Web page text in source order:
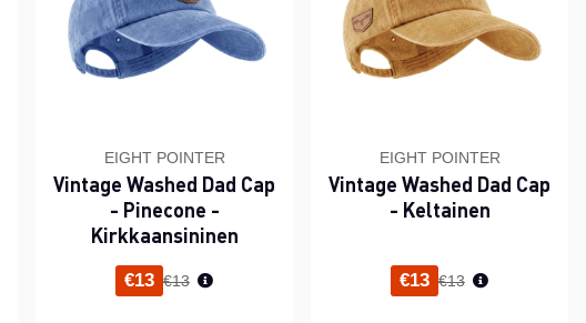
EIGHT POINTER
Vintage Washed Dad Cap
- Pinecone -
Kirkkaansininen
€13 Normaali hinta
€13
EIGHT POINTER
Vintage Washed Dad Cap
- Keltainen
€13 Normaali hinta
€13